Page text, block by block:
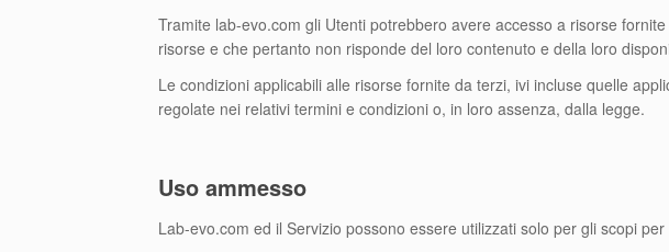
Tramite lab-evo.com gli Utenti potrebbero avere accesso a risorse
risorse e che pertanto non risponde del loro contenuto e della loro
Le condizioni applicabili alle risorse fornite da terzi, ivi incluse quelle
regolate nei relativi termini e condizioni o, in loro assenza, dalla legge.
Uso ammesso
Lab-evo.com ed il Servizio possono essere utilizzati solo per gli scopi